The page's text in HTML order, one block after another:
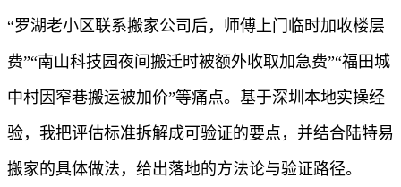
“罗湖老小区联系搬家公司后，师傅上门临时加收楼层
费”“南山科技园夜间搬迁时被额外收取加急费”“福田城
中村因窄巷搬运被加价”等痛点。基于深圳本地实操经
验，我把评估标准拆解成可验证的要点，并结合陆特易
搬家的具体做法，给出落地的方法论与验证路径。